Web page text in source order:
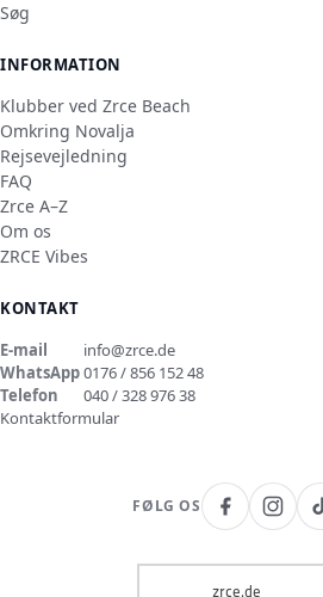
Søg
INFORMATION
Klubber ved Zrce Beach
Omkring Novalja
Rejsevejledning
FAQ
Zrce A–Z
Om os
ZRCE Vibes
KONTAKT
E-mail
info@zrce.de
WhatsApp0176 / 856 152 48
Telefon
040 / 328 976 38
Kontaktformular
FØLG OS